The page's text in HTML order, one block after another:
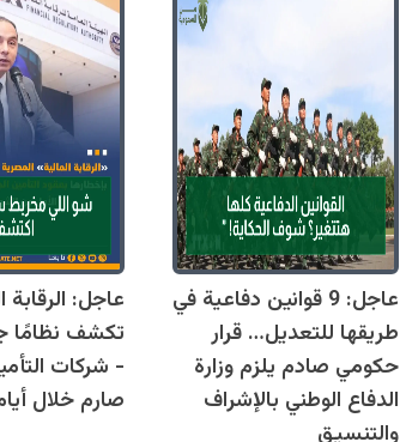
عاجل: 9 قوانين دفاعية في
طريقها للتعديل… قرار
حكومي صادم يلزم وزارة
الدفاع الوطني بالإشراف
والتنسيق
عاجل: الرقابة
تكشف نظامًا
- شركات
صارم خلال